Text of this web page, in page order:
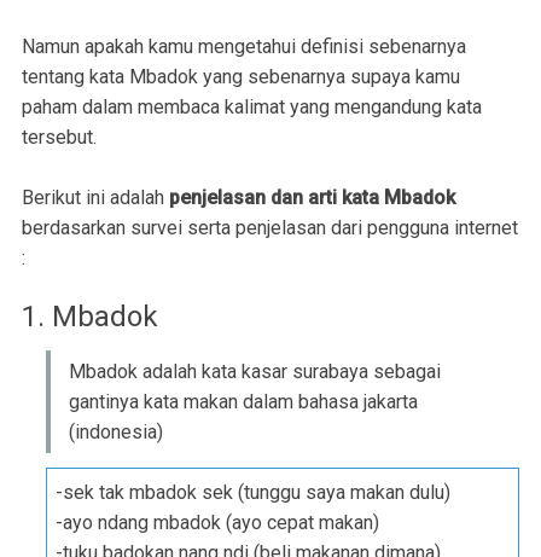
Namun apakah kamu mengetahui definisi sebenarnya
tentang kata Mbadok yang sebenarnya supaya kamu
paham dalam membaca kalimat yang mengandung kata
tersebut.
Berikut ini adalah penjelasan dan arti kata Mbadok
berdasarkan survei serta penjelasan dari pengguna internet
:
1. Mbadok
Mbadok adalah kata kasar surabaya sebagai
gantinya kata makan dalam bahasa jakarta
(indonesia)
-sek tak mbadok sek (tunggu saya makan dulu)
-ayo ndang mbadok (ayo cepat makan)
-tuku badokan nang ndi (beli makanan dimana)